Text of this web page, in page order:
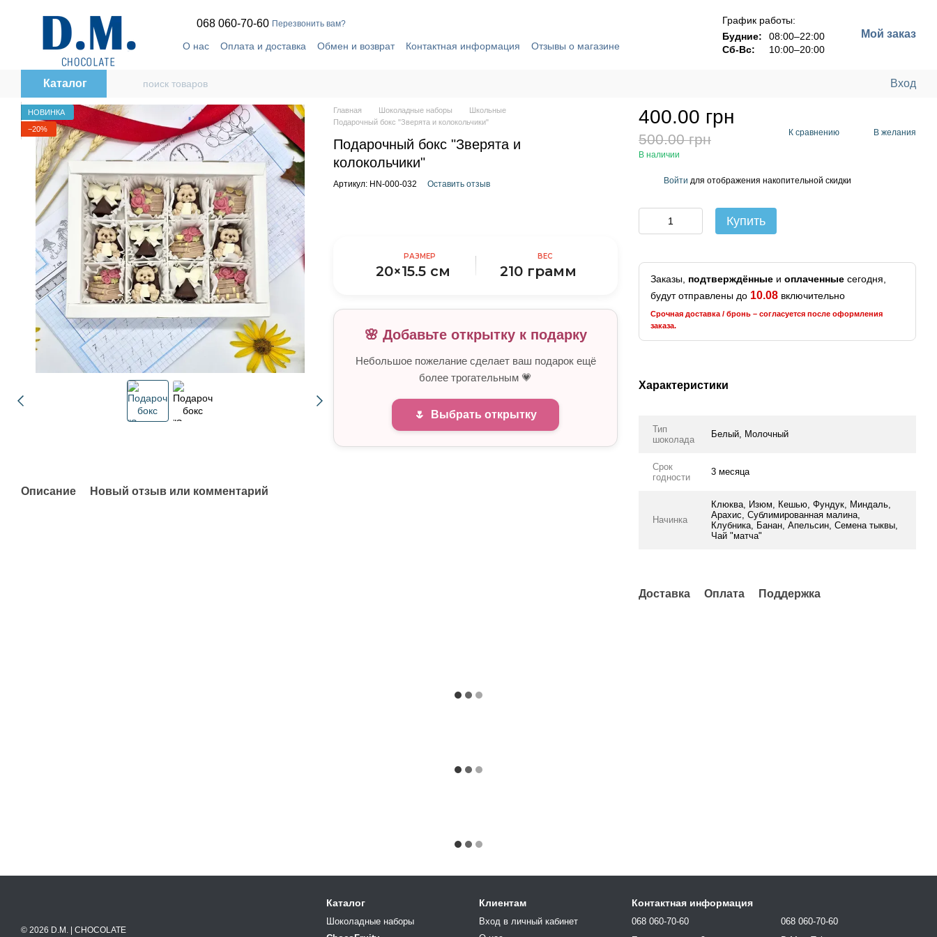
068 060-70-60 Перезвонить вам?
О нас Оплата и доставка Обмен и возврат Контактная информация
Отзывы о магазине
График работы:
Будние:
08:00–22:00
Сб-Вс:
10:00–20:00
Мой заказ
Каталог Вход
НОВИНКА
−20%
Главная Шоколадные наборы
Школьные
Подарочный бокс "Зверята и колокольчики"
Подарочный бокс "Зверята и
колокольчики"
Артикул: HN-000-032 Оставить отзыв
РАЗМЕР
20×15.5 см
ВЕС
210 грамм
🌸 Добавьте открытку к подарку
Небольшое пожелание сделает ваш подарок ещё
более трогательным 💗
🌷 Выбрать открытку
400.00 грн
500.00 грн
В наличии
К сравнению В желания
Войти для отображения накопительной скидки
Купить
Заказы, подтверждённые и оплаченные сегодня,
будут отправлены до 10.08 включительно
Срочная доставка / бронь – согласуется после оформления
заказа.
Характеристики
Тип
шоколада
Белый, Молочный
Срок
годности
3 месяца
Начинка
Клюква, Изюм, Кешью, Фундук, Миндаль,
Арахис, Сублимированная малина,
Клубника, Банан, Апельсин, Семена тыквы,
Чай "матча"
Доставка Оплата Поддержка
Описание Новый отзыв или комментарий
© 2026 D.M. | CHOCOLATE
Каталог
Шоколадные наборы
Клиентам
Вход в личный кабинет
Контактная информация
068 060-70-60
068 060-70-60